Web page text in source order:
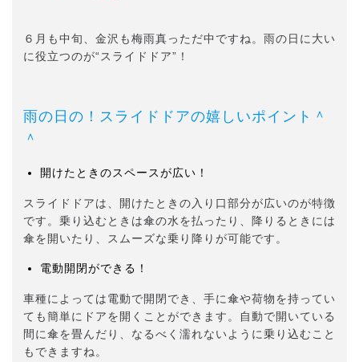
６月も中旬、金沢も梅雨真っただ中ですね。雨の日に大い
に役立つのが“スライドドア”！
雨の日の！スライドドアの嬉しいポイント＾
＾
開けたときのスペースが広い！
スライドドアは、開けたときの入り口部分が広いのが特徴
です。乗り込むときは傘の水を払ったり、降りるときには
傘を開いたり、スムーズな乗り降りが可能です。
電動開閉ができる！
車種によっては電動で開閉でき、手に傘や荷物を持ってい
ても簡単にドアを開くことができます。自動で開いている
間に傘を畳んだり、なるべく濡れないように乗り込むこと
もできますね。